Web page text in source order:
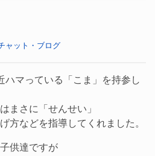
ャット・ブログ
ハマっている「こま」を持参し
まさに「せんせい」
方などを指導してくれました。
供達ですが